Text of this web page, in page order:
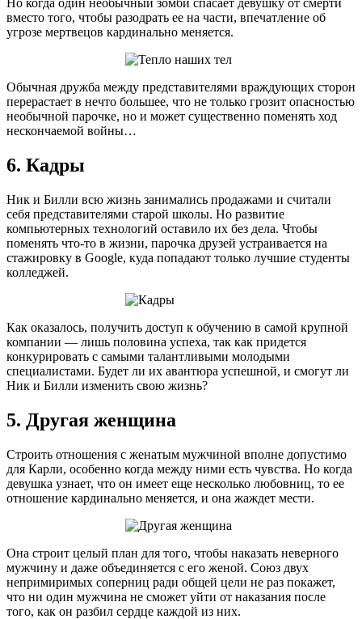
Но когда один необычный зомби спасает девушку от смерти
вместо того, чтобы разодрать ее на части, впечатление об
угрозе мертвецов кардинально меняется.
Обычная дружба между представителями враждующих сторон
перерастает в нечто большее, что не только грозит опасностью
необычной парочке, но и может существенно поменять ход
нескончаемой войны…
6. Кадры
Ник и Билли всю жизнь занимались продажами и считали
себя представителями старой школы. Но развитие
компьютерных технологий оставило их без дела. Чтобы
поменять что-то в жизни, парочка друзей устраивается на
стажировку в Google, куда попадают только лучшие студенты
колледжей.
Как оказалось, получить доступ к обучению в самой крупной
компании — лишь половина успеха, так как придется
конкурировать с самыми талантливыми молодыми
специалистами. Будет ли их авантюра успешной, и смогут ли
Ник и Билли изменить свою жизнь?
5. Другая женщина
Строить отношения с женатым мужчиной вполне допустимо
для Карли, особенно когда между ними есть чувства. Но когда
девушка узнает, что он имеет еще несколько любовниц, то ее
отношение кардинально меняется, и она жаждет мести.
Она строит целый план для того, чтобы наказать неверного
мужчину и даже объединяется с его женой. Союз двух
непримиримых соперниц ради общей цели не раз покажет,
что ни один мужчина не сможет уйти от наказания после
того, как он разбил сердце каждой из них.